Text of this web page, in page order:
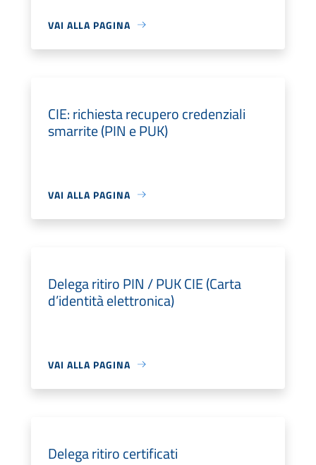
VAI ALLA PAGINA
CIE: richiesta recupero credenziali
smarrite (PIN e PUK)
VAI ALLA PAGINA
Delega ritiro PIN / PUK CIE (Carta
d’identità elettronica)
VAI ALLA PAGINA
Delega ritiro certificati